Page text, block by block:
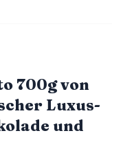
700g von
Luxus-
und